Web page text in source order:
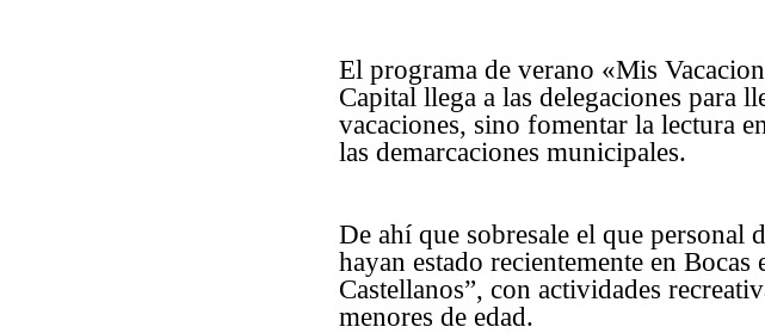
El programa de verano «Mis
Capital llega a las delegaciones para
vacaciones, sino fomentar la lectura
las demarcaciones municipales.
De ahí que sobresale el que personal
hayan estado recientemente en
Castellanos”, con actividades
menores de edad.